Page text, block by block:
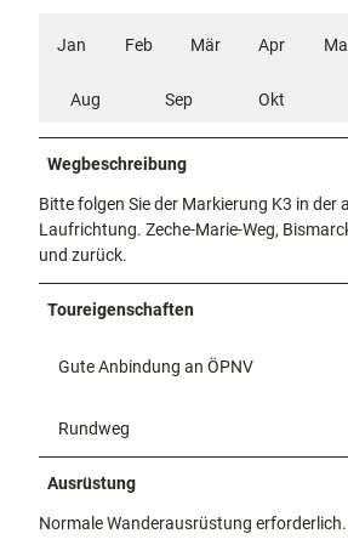
Jan Feb Mär Apr
Aug Sep Okt
Wegbeschreibung
Bitte folgen Sie der Markierung K3 in der
Laufrichtung. Zeche-Marie-Weg,
und zurück.
Toureigenschaften
Gute Anbindung an ÖPNV
Rundweg
Ausrüstung
Normale Wanderausrüstung erforderlich.